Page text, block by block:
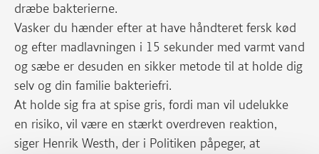
dræbe bakterierne.
Vasker du hænder efter at have håndteret fersk kød
og efter madlavningen i 15 sekunder med varmt vand
og sæbe er desuden en sikker metode til at holde dig
selv og din familie bakteriefri.
At holde sig fra at spise gris, fordi man vil udelukke
en risiko, vil være en stærkt overdreven reaktion,
siger Henrik Westh, der i Politiken påpeger, at